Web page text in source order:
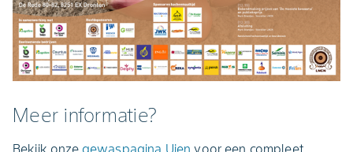
Meer informatie?
Bekijk onze gewaspagina Uien voor een compleet